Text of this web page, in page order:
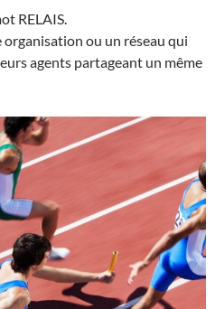
RELAIS.
organisation ou un réseau qui
agents partageant un même